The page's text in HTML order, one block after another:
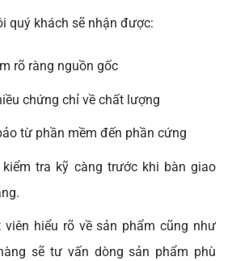
quý khách sẽ nhận được:
rõ ràng nguồn gốc
chứng chỉ về chất lượng
từ phần mềm đến phần cứng
tra kỹ càng trước khi bàn giao
hiểu rõ về sản phẩm cũng như
sẽ tư vấn dòng sản phẩm phù